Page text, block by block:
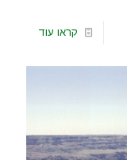
קראו עוד